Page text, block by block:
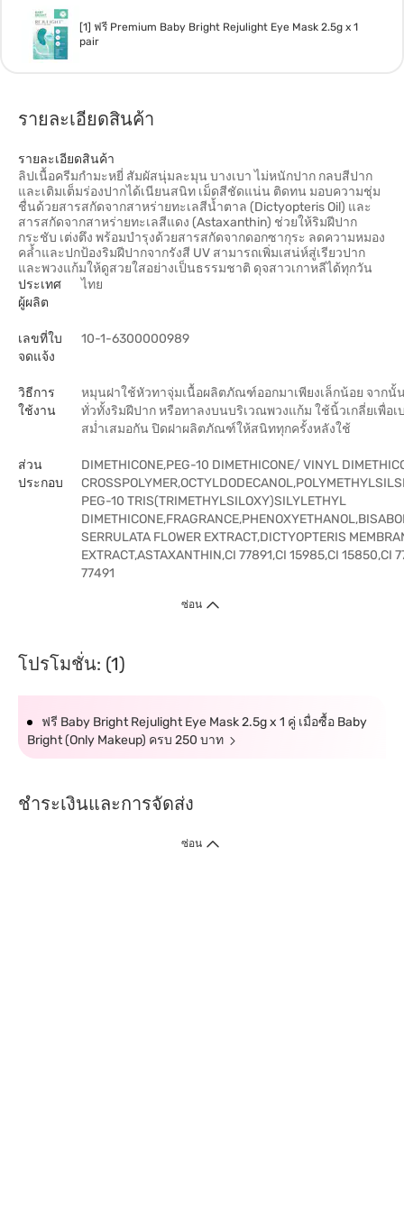
[1] ฟรี Premium Baby Bright Rejulight Eye Mask 2.5g x 1
pair
รายละเอียดสินค้า
รายละเอียดสินค้า
ลิปเนื้อครีมกำมะหยี่ สัมผัสนุ่มละมุน บางเบา ไม่หนักปาก กลบสีปาก
และเติมเต็มร่องปากได้เนียนสนิท เม็ดสีชัดแน่น ติดทน มอบความชุ่ม
ชื่นด้วยสารสกัดจากสาหร่ายทะเลสีน้ำตาล (Dictyopteris Oil) และ
สารสกัดจากสาหร่ายทะเลสีแดง (Astaxanthin) ช่วยให้ริมฝีปาก
กระชับ เต่งตึง พร้อมบำรุงด้วยสารสกัดจากดอกซากุระ ลดความหมอง
คล้ำและปกป้องริมฝีปากจากรังสี UV สามารถเพิ่มเสน่ห์สู่เรียวปาก
และพวงแก้มให้ดูสวยใสอย่างเป็นธรรมชาติ ดุจสาวเกาหลีได้ทุกวัน
ประเทศ
ผู้ผลิต
ไทย
เลขที่ใบ
จดแจ้ง
10-1-6300000989
วิธีการ
ใช้งาน
หมุนฝาใช้หัวทาจุ่มเนื้อผลิตภัณฑ์ออกมาเพียงเล็กน้อย จากนั้
ทั่วทั้งริมฝีปาก หรือทาลงบนบริเวณพวงแก้ม ใช้นิ้วเกลี่ยเพื่อเ
สม่ำเสมอกัน ปิดฝาผลิตภัณฑ์ให้สนิททุกครั้งหลังใช้
ส่วน
ประกอบ
DIMETHICONE,PEG-10 DIMETHICONE/ VINYL
PEG-10 TRIS(TRIMETHYLSILOXY)SILYLETHYL
SERRULATA FLOWER EXTRACT,DICTYOPTERIS
EXTRACT,ASTAXANTHIN,CI 77891,CI 15985,CI 15850,CI
77491
ซ่อน
โปรโมชั่น: (1)
ฟรี Baby Bright Rejulight Eye Mask 2.5g x 1 คู่ เมื่อซื้อ Baby
Bright (Only Makeup) ครบ 250 บาท
ชำระเงินและการจัดส่ง
ซ่อน